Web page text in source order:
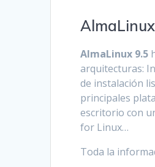
AlmaLinux
AlmaLinux 9.5
arquitecturas:
de instalación
principales
escritorio con
for Linux…
Toda la